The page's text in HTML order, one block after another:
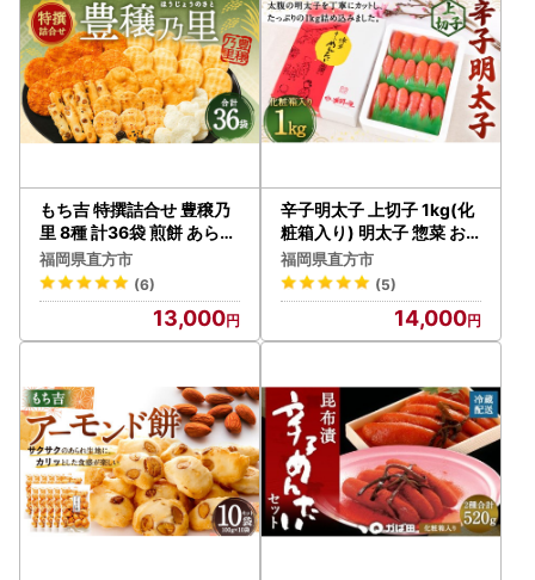
もち吉 特撰詰合せ 豊穣乃
里 8種 計36袋 煎餅 あられ
せんべい
福岡県直方市
(6)
13,000
辛子明太子 上切子 1kg(化
粧箱入り) 明太子 惣菜 お
かず
福岡県直方市
(5)
14,000